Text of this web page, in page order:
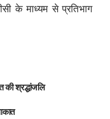
के माध्यम से प्रतिभाग
की श्रद्धांजलि